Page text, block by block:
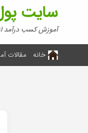
سایت
آموزش کسب درآمد
خانه مقالات